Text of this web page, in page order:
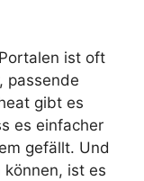
ist oft
passende
gibt es
es einfacher
gefällt. Und
ist es